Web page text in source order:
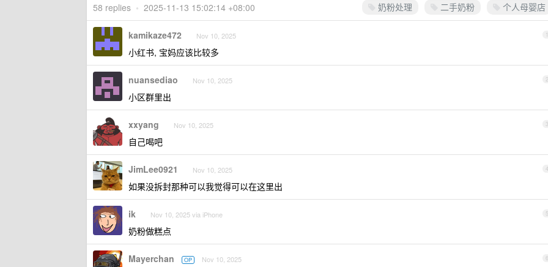
奶粉处理 二手奶粉 个人母婴店
58 replies • 2025-11-13 15:02:14 +08:00
1
kamikaze472 Nov 10, 2025
小红书, 宝妈应该比较多
2
nuansediao Nov 10, 2025
小区群里出
3
xxyang Nov 10, 2025
自己喝吧
4
JimLee0921 Nov 10, 2025
如果没拆封那种可以我觉得可以在这里出
5
ik Nov 10, 2025 via iPhone
奶粉做糕点
6
Mayerchan OP Nov 10, 2025